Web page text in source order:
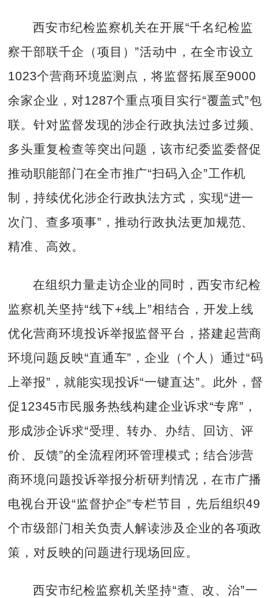
西安市纪检监察机关在开展“千名纪检监
察干部联千企（项目）”活动中，在全市设立
1023个营商环境监测点，将监督拓展至9000
余家企业，对1287个重点项目实行“覆盖式”包
联。针对监督发现的涉企行政执法过多过频、
多头重复检查等突出问题，该市纪委监委督促
推动职能部门在全市推广“扫码入企”工作机
制，持续优化涉企行政执法方式，实现“进一
次门、查多项事”，推动行政执法更加规范、
精准、高效。
在组织力量走访企业的同时，西安市纪检
监察机关坚持“线下+线上”相结合，开发上线
优化营商环境投诉举报监督平台，搭建起营商
环境问题反映“直通车”，企业（个人）通过“码
上举报”，就能实现投诉“一键直达”。此外，督
促12345市民服务热线构建企业诉求“专席”，
形成涉企诉求“受理、转办、办结、回访、评
价、反馈”的全流程闭环管理模式；结合涉营
商环境问题投诉举报分析研判情况，在市广播
电视台开设“监督护企”专栏节目，先后组织49
个市级部门相关负责人解读涉及企业的各项政
策，对反映的问题进行现场回应。
西安市纪检监察机关坚持“查、改、治”一